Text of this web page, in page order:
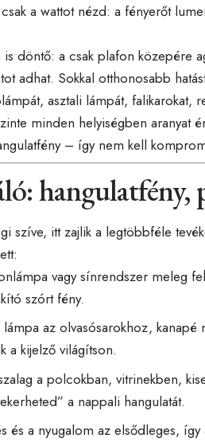
a wattot nézd: a fényerőt
is döntő: a csak plafon közepére
adhat. Sokkal otthonosabb
asztali lámpát, falikarokat,
minden helyiségben aranyat
– így nem kell
hangulatfény,
szíve, itt zajlik a legtöbbféle
vagy sínrendszer meleg
szórt fény.
az olvasósarokhoz,
a kijelző világítson.
a polcokban, vitrinekben,
a nappali hangulatát.
és a nyugalom az elsődleges,